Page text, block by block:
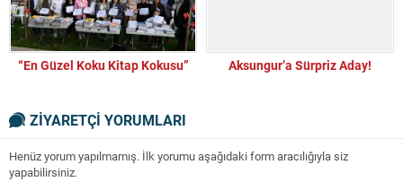
“En Güzel Koku Kitap Kokusu” Aksungur’a Sürpriz Aday!
ZİYARETÇİ YORUMLARI
Henüz yorum yapılmamış. İlk yorumu aşağıdaki form aracılığıyla siz
yapabilirsiniz.